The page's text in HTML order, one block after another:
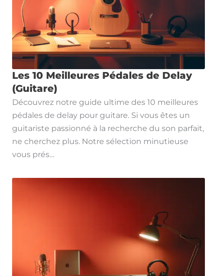
Les 10 Meilleures Pédales de Delay
(Guitare)
Découvrez notre guide ultime des 10 meilleures
pédales de delay pour guitare. Si vous êtes un
guitariste passionné à la recherche du son parfait,
ne cherchez plus. Notre sélection minutieuse
vous prés…